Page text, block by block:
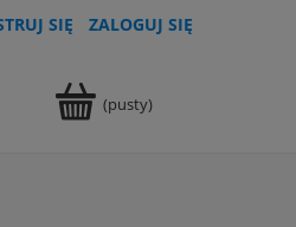
SIĘ ZALOGUJ SIĘ
(pusty)